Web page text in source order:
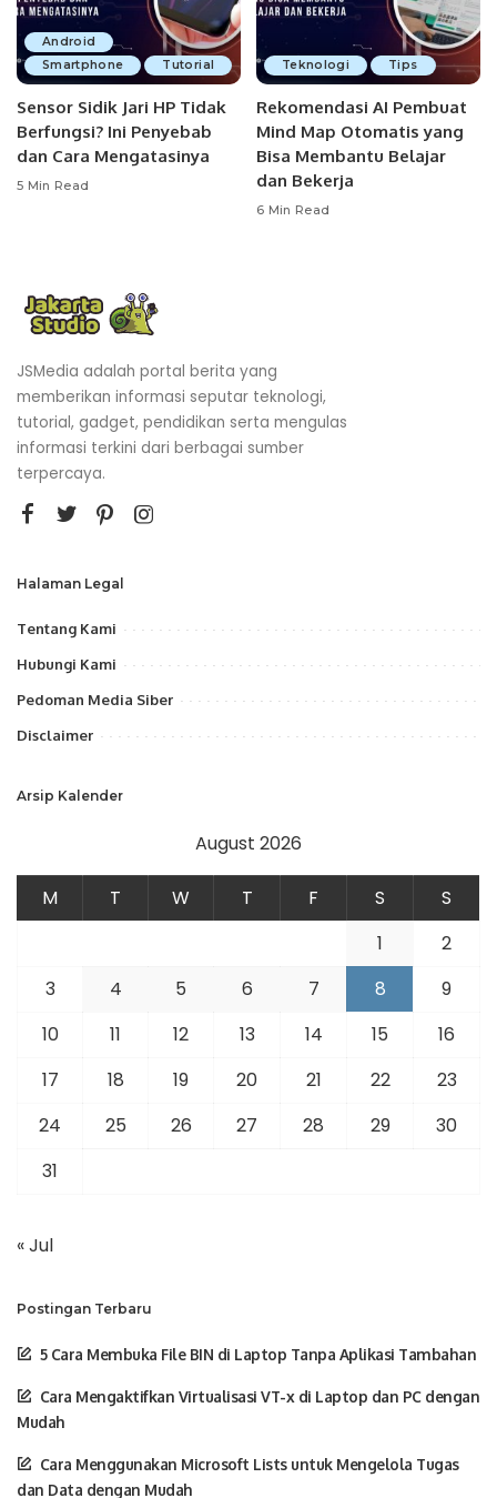
Android
Smartphone
Tutorial
Sensor Sidik Jari HP Tidak
Berfungsi? Ini Penyebab
dan Cara Mengatasinya
5 Min Read
Teknologi Tips
Rekomendasi AI Pembuat
Mind Map Otomatis yang
Bisa Membantu Belajar
dan Bekerja
6 Min Read
JSMedia adalah portal berita yang
memberikan informasi seputar teknologi,
tutorial, gadget, pendidikan serta mengulas
informasi terkini dari berbagai sumber
terpercaya.
Halaman Legal
Tentang Kami
Hubungi Kami
Pedoman Media Siber
Disclaimer
Arsip Kalender
August 2026
M T W T F S
S
1
2
3
4 5 6 7 8
9
10
11 12 13 14 15
16
17
18 19 20 21 22
23
24
25 26 27 28 29
30
31
« Jul
Postingan Terbaru
5 Cara Membuka File BIN di Laptop Tanpa Aplikasi Tambahan
Cara Mengaktifkan Virtualisasi VT-x di Laptop dan PC dengan
Mudah
Cara Menggunakan Microsoft Lists untuk Mengelola Tugas
dan Data dengan Mudah